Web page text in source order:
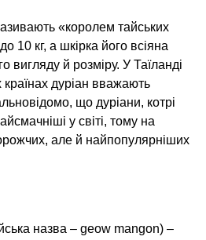
«королем тайських
10 кг, а шкірка його всіяна
вигляду й розміру. У Таїланді
країнах дуріан вважають
що дуріани, котрі
у світі, тому на
але й найпопулярніших
назва – geow mangon) –